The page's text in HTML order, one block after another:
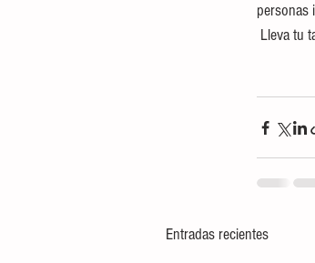
personas
Lleva tu
Entradas recientes